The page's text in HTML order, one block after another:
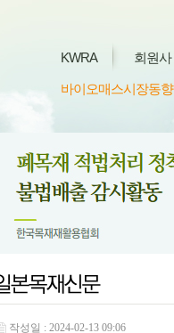
KWRA 회원사
바이오매스시장동향
작성일 : 2024-02-13 09:06